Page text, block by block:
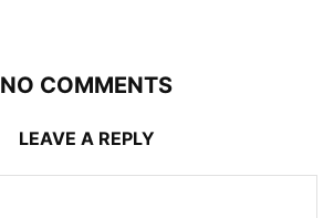
NO COMMENTS
LEAVE A REPLY